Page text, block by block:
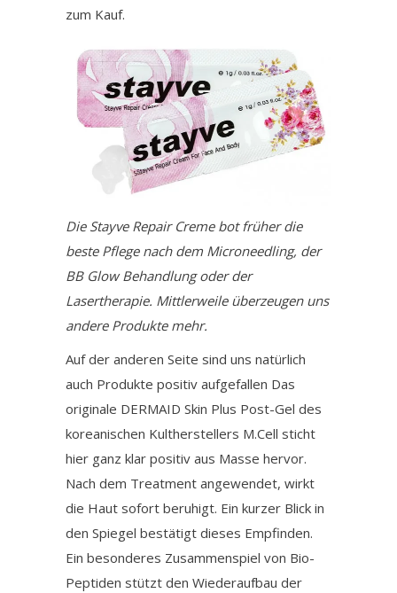
zum Kauf.
Die Stayve Repair Creme bot früher die
beste Pflege nach dem Microneedling, der
BB Glow Behandlung oder der
Lasertherapie. Mittlerweile überzeugen uns
andere Produkte mehr.
Auf der anderen Seite sind uns natürlich
auch Produkte positiv aufgefallen Das
originale DERMAID Skin Plus Post-Gel des
koreanischen Kultherstellers M.Cell sticht
hier ganz klar positiv aus Masse hervor.
Nach dem Treatment angewendet, wirkt
die Haut sofort beruhigt. Ein kurzer Blick in
den Spiegel bestätigt dieses Empfinden.
Ein besonderes Zusammenspiel von Bio-
Peptiden stützt den Wiederaufbau der